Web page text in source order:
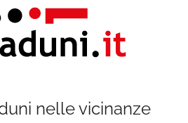
nelle vicinanze